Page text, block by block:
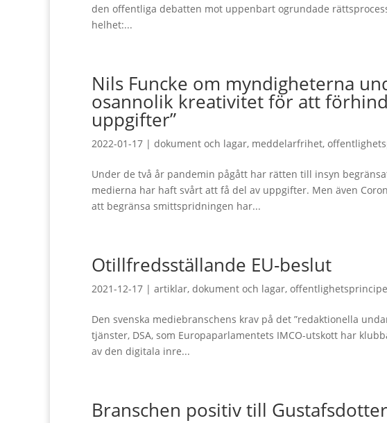
den offentliga debatten mot uppenbart ogrundade
helhet:...
Nils Funcke om myndigheterna
osannolik kreativitet för att
uppgifter”
2022-01-17 | dokument och lagar, meddelarfrihet,
Under de två år pandemin pågått har rätten till insyn
medierna har haft svårt att få del av uppgifter. Men även
att begränsa smittspridningen har...
Otillfredsställande EU-beslut
2021-12-17 | artiklar, dokument och lagar,
Den svenska mediebranschens krav på det ”redaktionella
tjänster, DSA, som Europaparlamentets IMCO-utskott har
av den digitala inre...
Branschen positiv till Gustafsdotter